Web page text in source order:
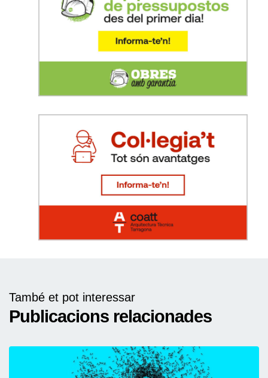
També et pot interessar
Publicacions relacionades